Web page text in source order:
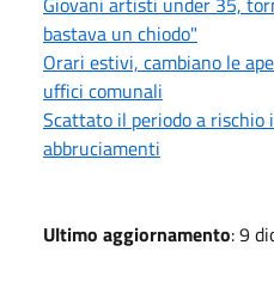
bastava un chiodo"
Orari estivi, cambiano le
uffici comunali
Scattato il periodo a rischio
abbruciamenti
Ultimo aggiornamento: 9